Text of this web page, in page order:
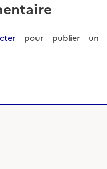
pour publier un